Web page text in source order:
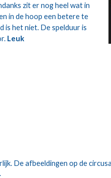
zit er nog heel wat in
in de hoop een betere te
is het niet. De spelduur is
Leuk
De afbeeldingen op de